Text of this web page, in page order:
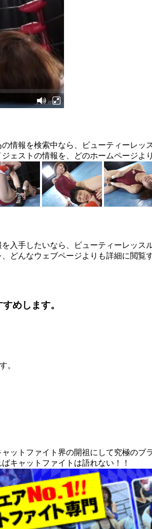
情報を検索中なら、ビューティーレ
ェストの情報を、どのホームページよ
入手したいなら、ビューティーレッ
どんなウェブページよりも詳細に閲覧
めします。
。
ットファイト界の開祖にして究極の
キャットファイトは語れない！！